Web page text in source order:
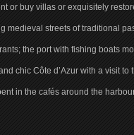
or buy villas or exquisitely
medieval streets of traditional
the port with fishing boats
chic Côte d’Azur with a visit
in the cafés around the